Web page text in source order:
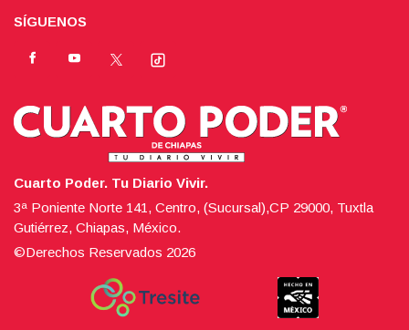
SÍGUENOS
Cuarto Poder. Tu Diario Vivir.
3ª Poniente Norte 141, Centro, (Sucursal),CP 29000, Tuxtla
Gutiérrez, Chiapas, México.
©Derechos Reservados 2026